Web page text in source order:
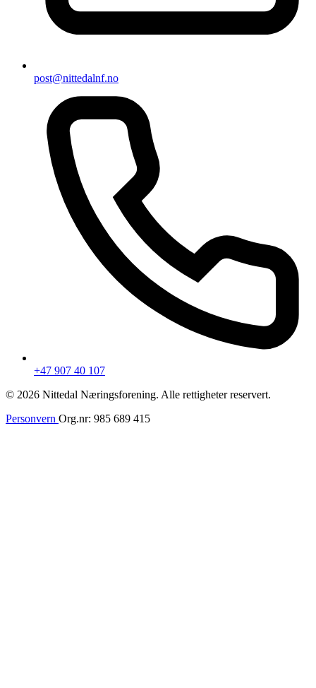
post@nittedalnf.no
+47 907 40 107
© 2026 Nittedal Næringsforening. Alle rettigheter reservert.
Personvern Org.nr: 985 689 415